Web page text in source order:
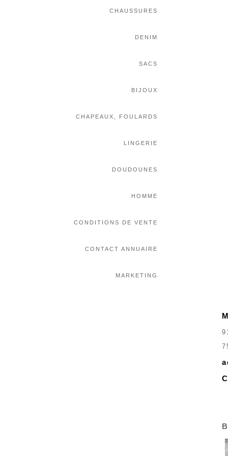
CHAUSSURES
DENIM
SACS
BIJOUX
CHAPEAUX, FOULARDS
LINGERIE
DOUDOUNES
HOMME
CONDITIONS DE VENTE
CONTACT ANNUAIRE
MARKETING